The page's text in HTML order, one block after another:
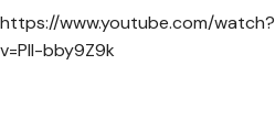
https://www.youtube.com/watch?
v=Pll-bby9Z9k